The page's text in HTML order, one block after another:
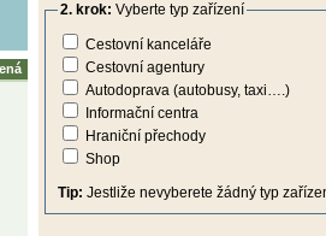
2. krok: Vyberte typ zařízení
Cestovní kanceláře
Cestovní agentury
Autodoprava (autobusy, taxi….)
Informační centra
Hraniční přechody
Shop
Tip: Jestliže nevyberete žádný typ